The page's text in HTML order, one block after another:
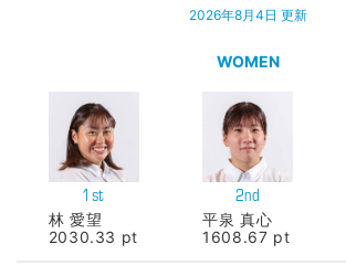
2026年8月4日 更新
WOMEN
1st
林 愛望
2030.33 pt
2nd
平泉 真心
1608.67 pt